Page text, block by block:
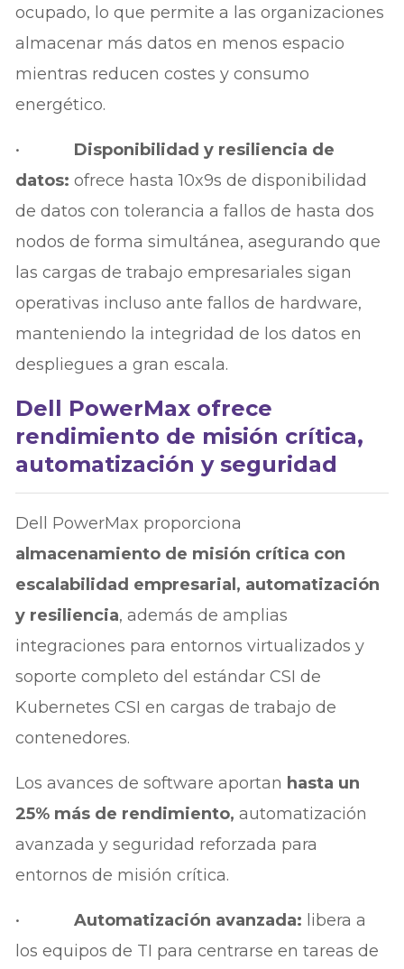
ocupado, lo que permite a las organizaciones
almacenar más datos en menos espacio
mientras reducen costes y consumo
energético.
•
Disponibilidad y resiliencia de
datos:ofrece hasta 10x9s de disponibilidad
de datos con tolerancia a fallos de hasta dos
nodos de forma simultánea, asegurando que
las cargas de trabajo empresariales sigan
operativas incluso ante fallos de hardware,
manteniendo la integridad de los datos en
despliegues a gran escala.
Dell PowerMax ofrece
rendimiento de misión crítica,
automatización y seguridad
Dell PowerMax proporciona
almacenamiento de misión crítica con
escalabilidad empresarial, automatización
y resiliencia, además de amplias
integraciones para entornos virtualizados y
soporte completo del estándar CSI de
Kubernetes CSI en cargas de trabajo de
contenedores.
Los avances de software aportan hasta un
25% más de rendimiento,automatización
avanzada y seguridad reforzada para
entornos de misión crítica.
• Automatización avanzada: libera a
los equipos de TI para centrarse en tareas de